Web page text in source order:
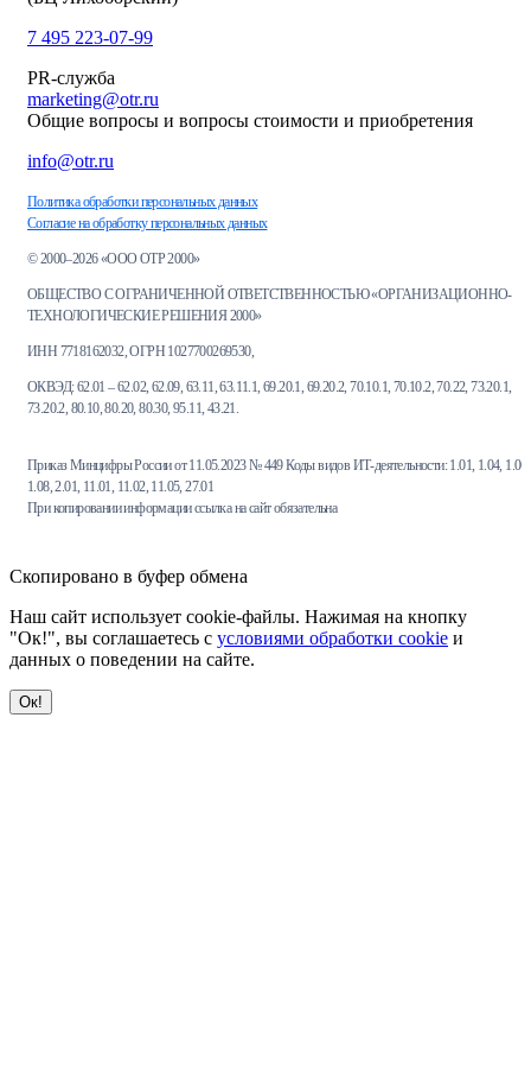
7 495 223-07-99
PR-служба
marketing@otr.ru
Общие вопросы и вопросы стоимости и приобретения
info@otr.ru
Политика обработки персональных данных
Согласие на обработку персональных данных
© 2000–2026 «ООО ОТР 2000»
ОБЩЕСТВО С ОГРАНИЧЕННОЙ ОТВЕТСТВЕННОСТЬЮ «ОРГАНИЗАЦИОННО-
ТЕХНОЛОГИЧЕСКИЕ РЕШЕНИЯ 2000»
ИНН 7718162032, ОГРН 1027700269530,
ОКВЭД: 62.01 – 62.02, 62.09, 63.11, 63.11.1, 69.20.1, 69.20.2, 70.10.1, 70.10.2, 70.22, 73.20.1,
73.20.2, 80.10, 80.20, 80.30, 95.11, 43.21.
Приказ Минцифры России от 11.05.2023 № 449 Коды видов ИТ-деятельности: 1.01, 1.04, 1.06,
1.08, 2.01, 11.01, 11.02, 11.05, 27.01
При копировании информации ссылка на сайт обязательна
Скопировано в буфер обмена
Наш сайт использует cookie-файлы. Нажимая на кнопку
"Ок!", вы соглашаетесь с условиями обработки cookie и
данных о поведении на сайте.
Ок!